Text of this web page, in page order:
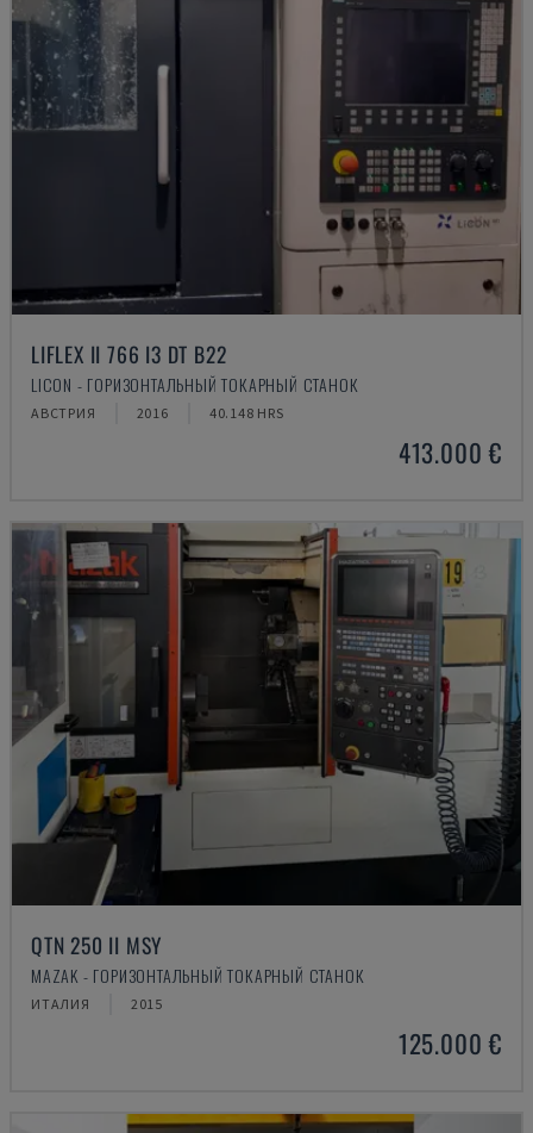
LIFLEX II 766 I3 DT B22
LICON - ГОРИЗОНТАЛЬНЫЙ ТОКАРНЫЙ СТАНОК
АВСТРИЯ 2016 40.148 HRS
413.000 €
QTN 250 II MSY
MAZAK - ГОРИЗОНТАЛЬНЫЙ ТОКАРНЫЙ СТАНОК
ИТАЛИЯ 2015
125.000 €